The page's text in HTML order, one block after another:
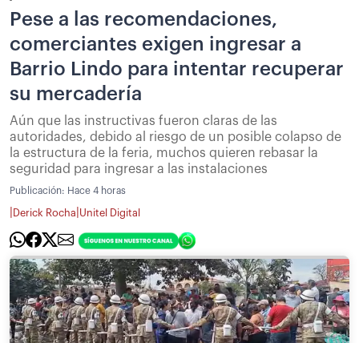
Pese a las recomendaciones,
comerciantes exigen ingresar a
Barrio Lindo para intentar recuperar
su mercadería
Aún que las instructivas fueron claras de las
autoridades, debido al riesgo de un posible colapso de
la estructura de la feria, muchos quieren rebasar la
seguridad para ingresar a las instalaciones
Publicación: Hace 4 horas
Derick Rocha Unitel Digital